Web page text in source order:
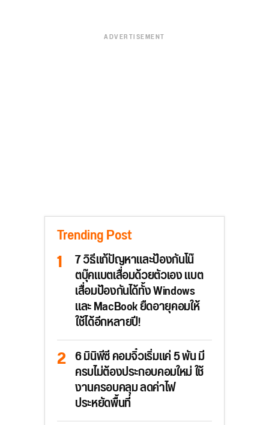
ADVERTISEMENT
Trending Post
7 วิธีแก้ปัญหาและป้องกันโน๊
ตบุ๊คแบตเสื่อมด้วยตัวเอง แบต
เสื่อมป้องกันได้ทั้ง Windows
และ MacBook ยืดอายุคอมให้
ใช้ได้อีกหลายปี!
6 มินิพีซี คอมจิ๋วเริ่มแค่ 5 พัน มี
ครบไม่ต้องประกอบคอมใหม่ ใช้
งานครอบคลุม ลดค่าไฟ
ประหยัดพื้นที่